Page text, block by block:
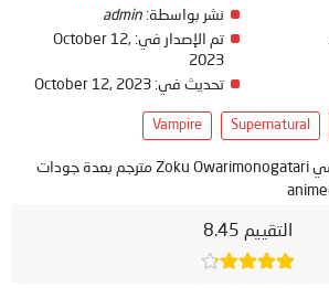
التقييم 8.45
نشر بواسطة: admin
تم الإصدار في: October 12,
2023
تحديث في: October 12, 2023
Supernatural
Vampire
تحميل وشاهدة حلقات انمي Zoku Owarimonogatari مترجم بعدة جودات